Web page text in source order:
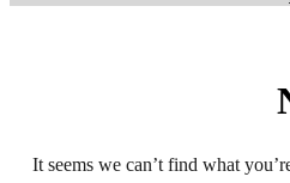
It seems we can’t find what